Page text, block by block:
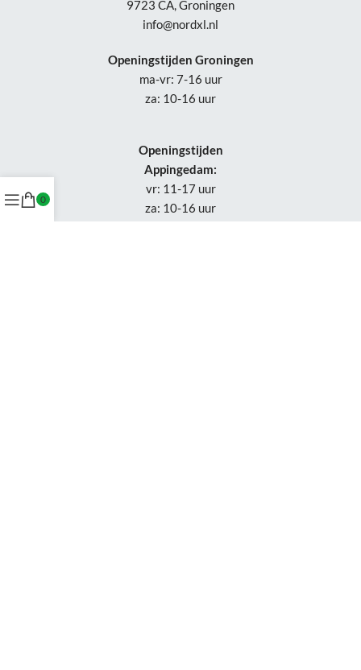
9723 CA, Groningen
info@nordxl.nl
Openingstijden Groningen
ma-vr: 7-16 uur
za: 10-16 uur
Openingstijden
Appingedam:
vr: 11-17 uur
za: 10-16 uur
0